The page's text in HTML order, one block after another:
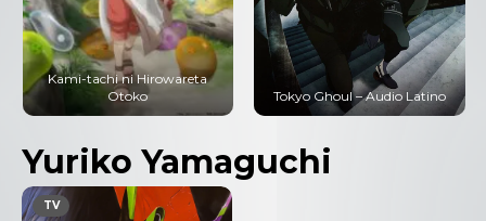
Kami-tachi ni Hirowareta
Otoko
Tokyo Ghoul – Audio Latino
Yuriko Yamaguchi
TV